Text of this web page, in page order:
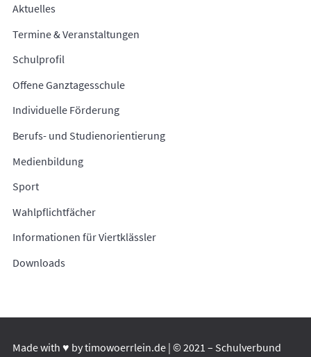
Aktuelles
Termine & Veranstaltungen
Schulprofil
Offene Ganztagesschule
Individuelle Förderung
Berufs- und Studienorientierung
Medienbildung
Sport
Wahlpflichtfächer
Informationen für Viertklässler
Downloads
Made with ♥ bytimowoerrlein.de | © 2021 – Schulverbund